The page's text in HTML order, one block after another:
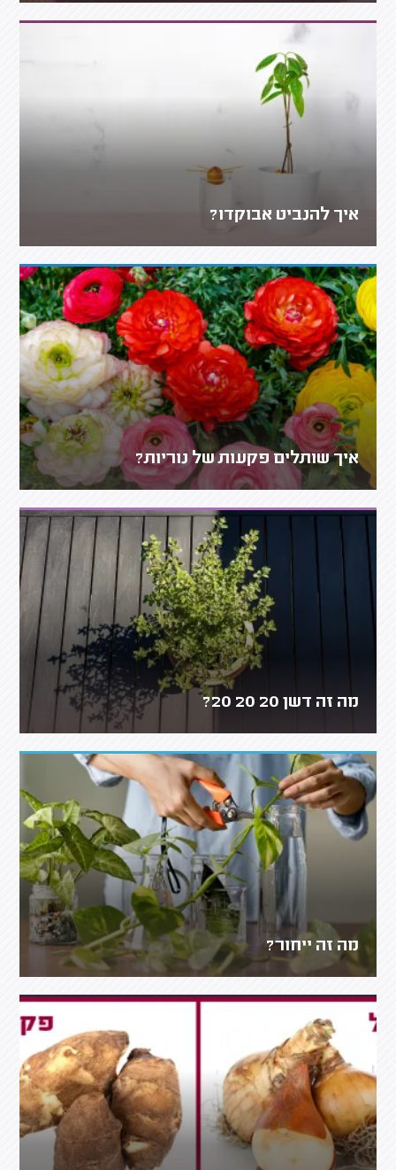
איך להנביט אבוקדו?
איך שותלים פקעות של נוריות?
מה זה דשן 20 20 20?
מה זה ייחור?